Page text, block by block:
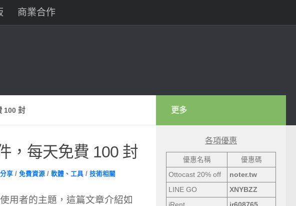
商業合作
100 封
，每天免費 100 封
享 / 免費資源 / 軟體、工具 / 技術相關
用者的主題，這篇文章介紹如
更多
各項優惠
優惠名稱
優惠碼
Ottocast 20% off
noter.tw
LINE GO
XNYBZZ